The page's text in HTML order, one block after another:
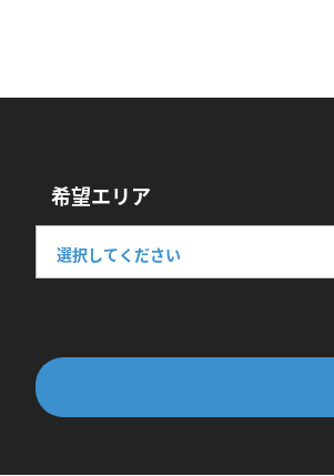
希望エリア